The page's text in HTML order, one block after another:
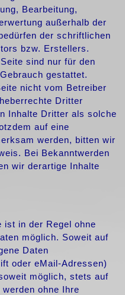
Bearbeitung,
außerhalb der
der schriftlichen
bzw. Erstellers.
sind nur für den
gestattet.
nicht vom Betreiber
Dritter
Inhalte Dritter als solche
auf eine
werden, bitten wir
Bei Bekanntwerden
wir derartige Inhalte
ist in der Regel ohne
möglich. Soweit auf
Daten
oder eMail-Adressen)
möglich, stets auf
ohne Ihre